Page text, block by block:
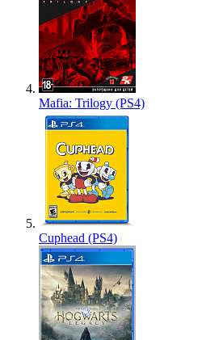
Mafia: Trilogy (PS4)
Cuphead (PS4)